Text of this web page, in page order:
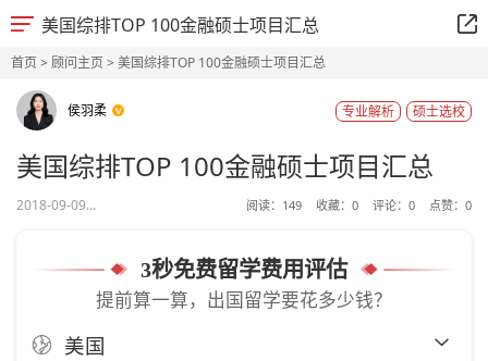
美国综排TOP 100金融硕士项目汇总
首页> 顾问主页> 美国综排TOP 100金融硕士项目汇总
侯羽柔 硕士选校
专业解析
美国综排TOP 100金融硕士项目汇总
2018-09-09... 阅读： 149 收藏： 0 评论： 0 点赞： 0
3秒免费留学费用评估
提前算一算，出国留学要花多少钱？